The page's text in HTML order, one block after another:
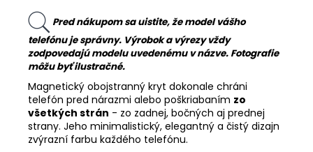
Pred nákupom sa uistite, že model vášho
telefónu je správny. Výrobok a výrezy vždy
zodpovedajú modelu uvedenému v názve. Fotografie
môžu byť ilustračné.
Magnetický obojstranný kryt dokonale chráni
telefón pred nárazmi alebo poškriabaním zo
všetkých strán - zo zadnej, bočných aj prednej
strany. Jeho minimalistický, elegantný a čistý dizajn
zvýrazní farbu každého telefónu.